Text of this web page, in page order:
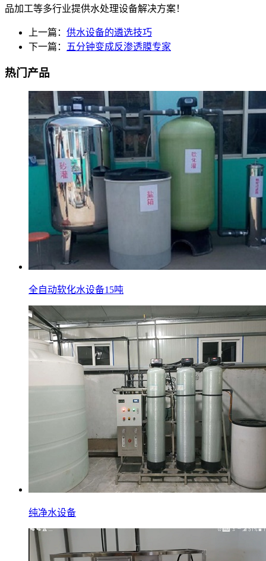
品加工等多行业提供水处理设备解决方案！
上一篇： 供水设备的遴选技巧
下一篇：
五分钟变成反渗透膜专家
热门产品
全自动软化水设备15吨
纯净水设备